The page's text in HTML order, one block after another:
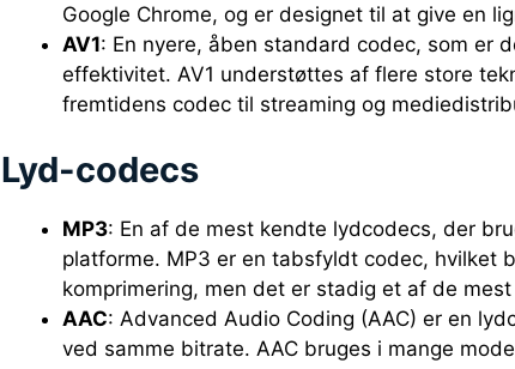
Google Chrome, og er designet til at give en
AV1: En nyere, åben standard codec, som er
effektivitet. AV1 understøttes af flere store
fremtidens codec til streaming og
Lyd-codecs
MP3: En af de mest kendte lydcodecs, der
platforme. MP3 er en tabsfyldt codec, hvilket
komprimering, men det er stadig et af de
AAC: Advanced Audio Coding (AAC) er en
ved samme bitrate. AAC bruges i mange